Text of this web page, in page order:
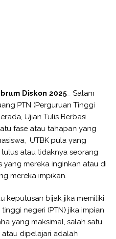
Diskon 2025 _ Salam
PTN (Perguruan Tinggi
Ujian Tulis Berbasi
fase atau tahapan yang
UTBK pula yang
atau tidaknya seorang
yang mereka inginkan atau di
mereka impikan.
keputusan bijak jika memiliki
negeri (PTN) jika impian
yang maksimal, salah satu
dipelajari adalah